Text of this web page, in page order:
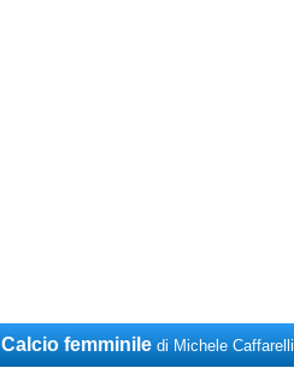
Calcio femminile di Michele Caffarelli